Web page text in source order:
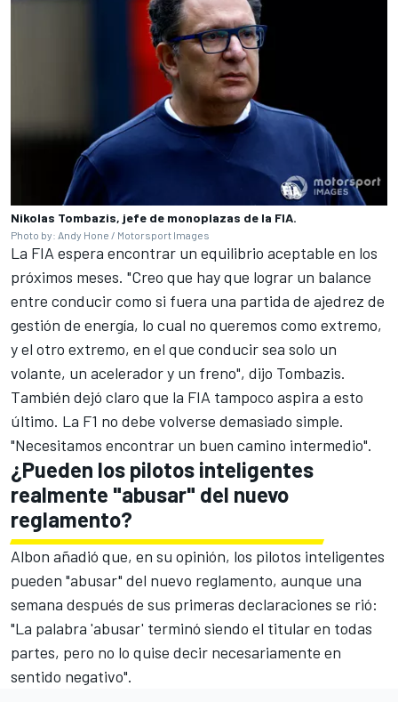
Nikolas Tombazis, jefe de monoplazas de la FIA.
Photo by: Andy Hone / Motorsport Images
La FIA espera encontrar un equilibrio aceptable en los
próximos meses. "Creo que hay que lograr un balance
entre conducir como si fuera una partida de ajedrez de
gestión de energía, lo cual no queremos como extremo,
y el otro extremo, en el que conducir sea solo un
volante, un acelerador y un freno", dijo Tombazis.
También dejó claro que la FIA tampoco aspira a esto
último. La F1 no debe volverse demasiado simple.
"Necesitamos encontrar un buen camino intermedio".
¿Pueden los pilotos inteligentes
realmente "abusar" del nuevo
reglamento?
Albon añadió que, en su opinión, los pilotos inteligentes
pueden "abusar" del nuevo reglamento, aunque una
semana después de sus primeras declaraciones se rió:
"La palabra 'abusar' terminó siendo el titular en todas
partes, pero no lo quise decir necesariamente en
sentido negativo".